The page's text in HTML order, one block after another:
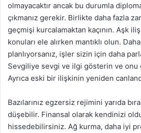
olmayacaktır ancak bu durumla
çıkmanız gerekir. Birlikte daha fazla
geçmişi kurcalamaktan kaçının. Aşk
konuları ele alırken mantıklı olun.
planlıyorsanız, işler sizin için daha
Sevgiliye sevgi ve ilgi gösterin ve onu
Ayrıca eski bir ilişkinin yeniden
Bazılarınız egzersiz rejimini yarıda
düşebilir. Finansal olarak kendinizi
hissedebilirsiniz. Ağ kurma, daha iyi